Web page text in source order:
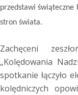
przedstawi świąteczne
stron świata.
Zachęceni
„Kolędowania
spotkanie łączyło
kolędniczych